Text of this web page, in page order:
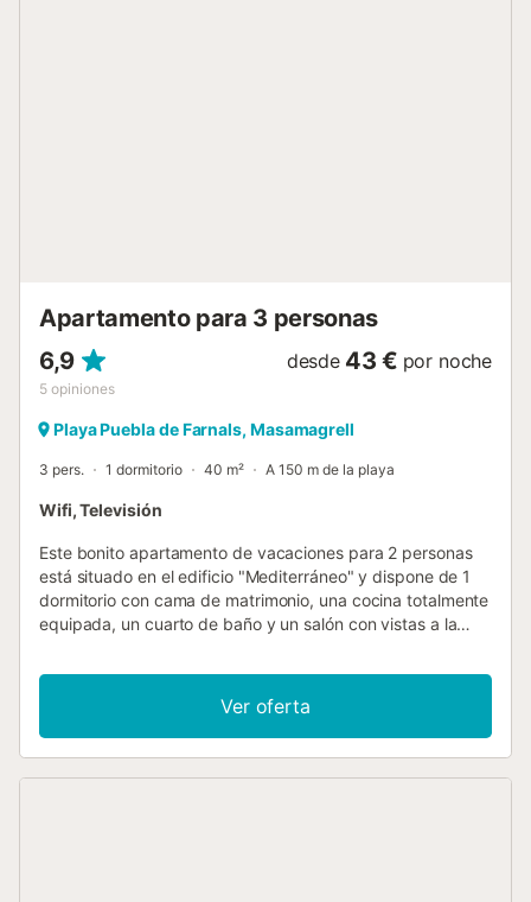
Apartamento para 3 personas
6,9
5 opiniones
desde 43 € por noche
Playa Puebla de Farnals, Masamagrell
3 pers. 1 dormitorio 40 m² A 150 m de la playa
Wifi, Televisión
Este bonito apartamento de vacaciones para 2 personas
está situado en el edificio "Mediterráneo" y dispone de 1
dormitorio con cama de matrimonio, una cocina totalmente
equipada, un cuarto de baño y un salón con vistas a la
Mediterráneo orientado al este, podrá disfrutar de la salida
del sol sobre el mar. El complejo Cinco Mares cuenta con 4
pistas de tenis, 3 de pádel y 3 de frontón. El municipio
cuenta con una de las playas más populares de la zona,
Ver oferta